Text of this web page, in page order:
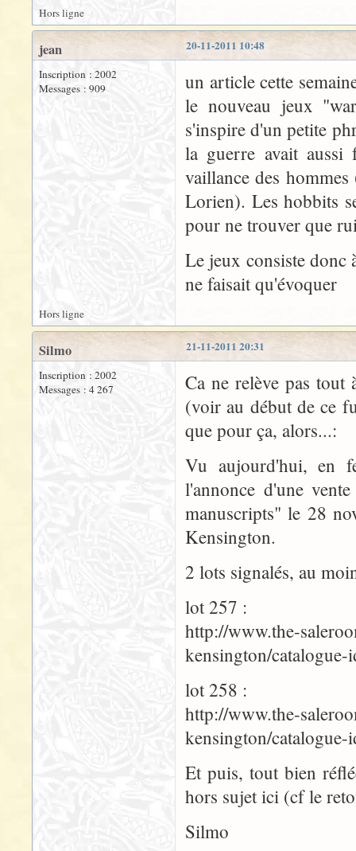
Hors ligne
20-11-2011 10:48
jean
Inscription : 2002
Messages : 909
un article cette
le nouveau jeux
s'inspire d'un petite
la guerre avait
vaillance des
Lorien). Les hobbits
pour ne trouver que
Le jeux consiste donc
ne faisait qu'évoquer
Hors ligne
21-11-2011 20:31
Silmo
Inscription : 2002
Messages : 4 267
Ca ne relève pas tout
(voir au début de ce
que pour ça, alors...:
Vu aujourd'hui, en
l'annonce d'une
manuscripts" le 28
Kensington.
2 lots signalés, au
lot 257 :
http://www.the-
kensington/
lot 258 :
http://www.the-
kensington/
Et puis, tout bien
hors sujet ici (cf le
Silmo